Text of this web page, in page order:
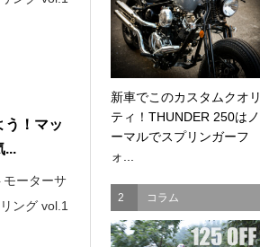
う！マッ
...
モーターサ
ング vol.1
新車でこのカスタムクオリ
ティ！THUNDER 250はノ
ーマルでスプリンガーフ
ォ...
2 コラム